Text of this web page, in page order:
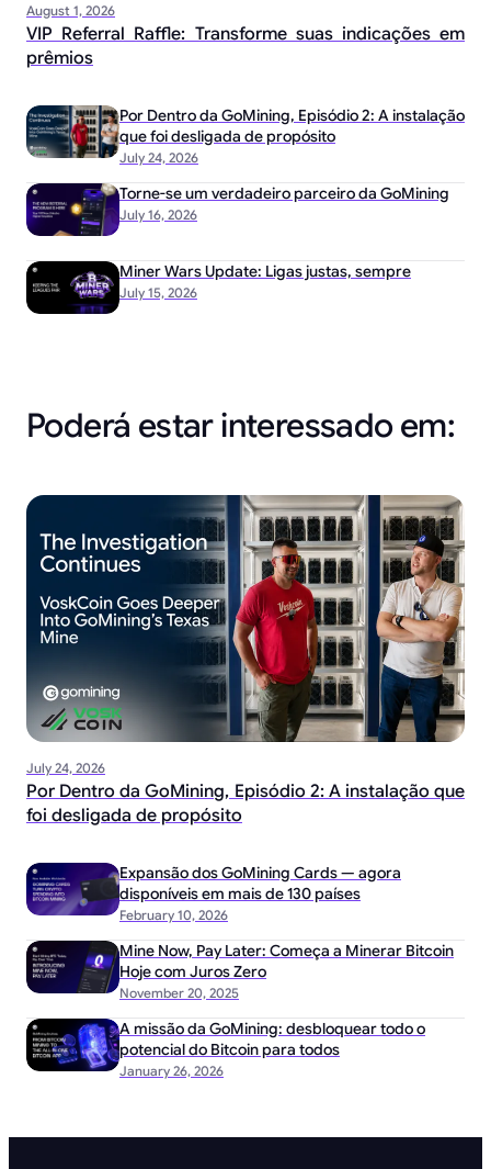
August 1, 2026
VIP Referral Raffle: Transforme suas indicações em
prêmios
July 24, 2026
Por Dentro da GoMining, Episódio 2: A instalação
que foi desligada de propósito
July 16, 2026
Torne-se um verdadeiro parceiro da GoMining
July 15, 2026
Miner Wars Update: Ligas justas, sempre
Poderá estar interessado em:
July 24, 2026
Por Dentro da GoMining, Episódio 2: A instalação que
foi desligada de propósito
February 10, 2026
Expansão dos GoMining Cards — agora
disponíveis em mais de 130 países
November 20, 2025
Mine Now, Pay Later: Começa a Minerar Bitcoin
Hoje com Juros Zero
January 26, 2026
A missão da GoMining: desbloquear todo o
potencial do Bitcoin para todos